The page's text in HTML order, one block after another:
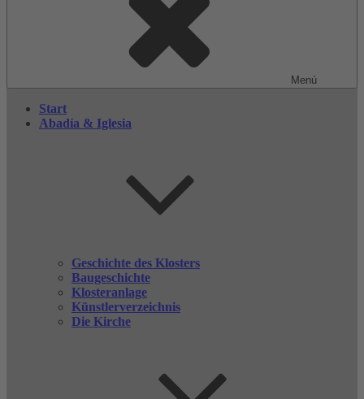
Menú
Start
Abadía & Iglesia
Geschichte des Klosters
Baugeschichte
Klosteranlage
Künstlerverzeichnis
Die Kirche